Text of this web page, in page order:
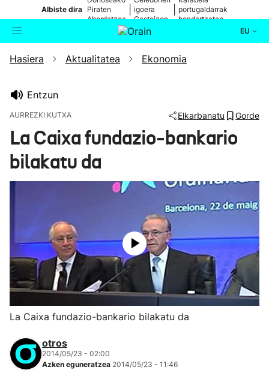
Albiste dira Piraten
Abordatzea
igoera
Gasteizen
portugaldarrak
hondartzetan
EU
Bilatzailea Aktualitatea
Eguraldia
Hasiera Aktualitatea Ekonomia
Entzun
AURREZKI KUTXA Elkarbanatu Gorde
La Caixa fundazio-bankario
bilakatu da
La Caixa fundazio-bankario bilakatu da
otros
2014/05/23 - 02:00
Azken eguneratzea 2014/05/23 - 11:46